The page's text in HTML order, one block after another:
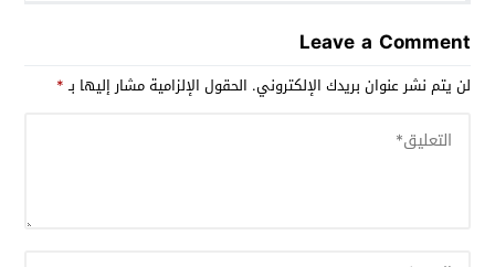
Leave a Comment
لن يتم نشر عنوان بريدك الإلكتروني. الحقول الإلزامية مشار إليها بـ*